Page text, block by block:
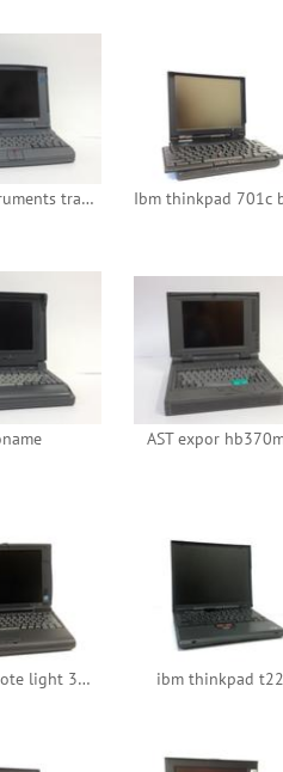
Texas Instruments travelmate 4000m color
AST expor
Acer acernote light 370dx ibm thinkpad t22